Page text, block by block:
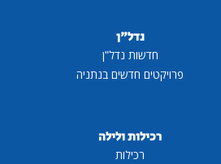
נדל"ן
חדשות נדל"ן
פרויקטים חדשים בנתניה
רכילות ולילה
רכילות